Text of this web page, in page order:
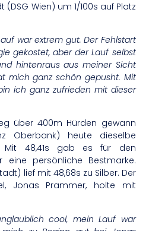
Wien) um 1/100s auf Platz
war extrem gut. Der Fehlstart
gekostet, aber der Lauf selbst
hintenraus aus meiner Sicht
mich ganz schön gepusht. Mit
ich ganz zufrieden mit dieser
über 400m Hürden gewann
Oberbank) heute dieselbe
Mit 48,41s gab es für den
eine persönliche Bestmarke.
lief mit 48,68s zu Silber. Der
Jonas Prammer, holte mit
cool, mein Lauf war